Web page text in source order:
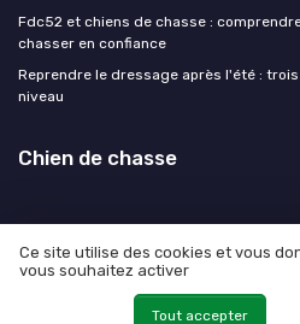
Fdc52 et chiens de chasse :
chasser en confiance
Reprendre le dressage après l'été :
niveau
Chien de chasse
Mentions légales
© Chien de
Ce site utilise des cookies et vous
vous souhaitez activer
Tout accepter